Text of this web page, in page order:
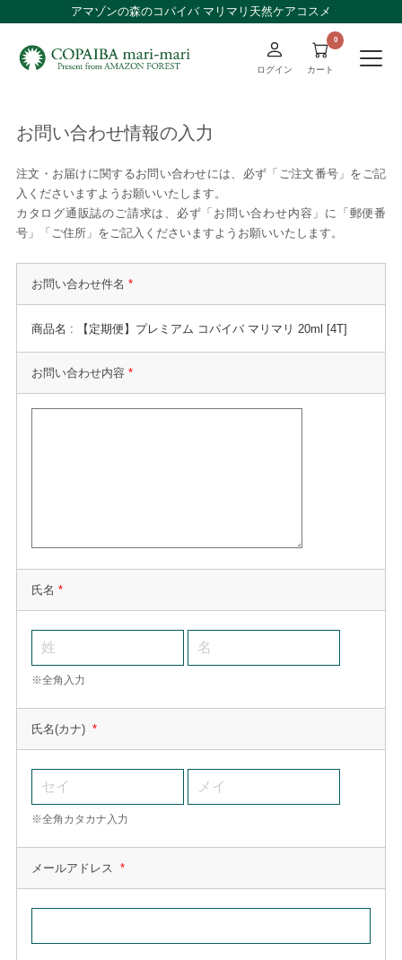
アマゾンの森のコパイバ マリマリ天然ケアコスメ
ログイン カート
お問い合わせ情報の入力
注文・お届けに関するお問い合わせには、必ず「ご注文番号」をご記
入くださいますようお願いいたします。
カタログ通販誌のご請求は、必ず「お問い合わせ内容」に「郵便番
号」「ご住所」をご記入くださいますようお願いいたします。
お問い合わせ件名 *
商品名 : 【定期便】プレミアム コパイバ マリマリ 20ml [4T]
お問い合わせ内容 *
氏名 *
※全角入力
氏名(カナ) *
※全角カタカナ入力
メールアドレス *